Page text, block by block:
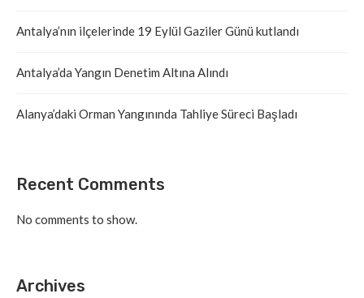
Antalya’nın ilçelerinde 19 Eylül Gaziler Günü kutlandı
Antalya’da Yangın Denetim Altına Alındı
Alanya’daki Orman Yangınında Tahliye Süreci Başladı
Recent Comments
No comments to show.
Archives